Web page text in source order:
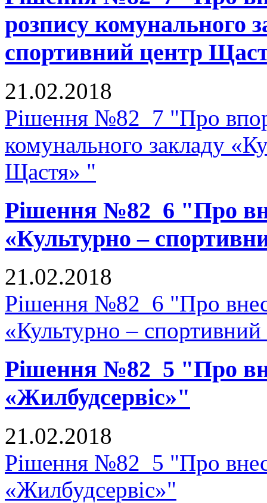
розпису комунального
спортивний центр
21.02.2018
Рішення №82_7 "Про
комунального закладу
Щастя» "
Рішення №82_6 "Про
«Культурно –
21.02.2018
Рішення №82_6 "Про
«Культурно –
Рішення №82_5 "Про
«Жилбудсервіс»"
21.02.2018
Рішення №82_5 "Про
«Жилбудсервіс»"